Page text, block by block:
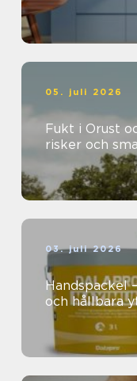
05. juli 2026
Fukt i Orust
risker och
03. juli 2026
Handspackel
och hållbara